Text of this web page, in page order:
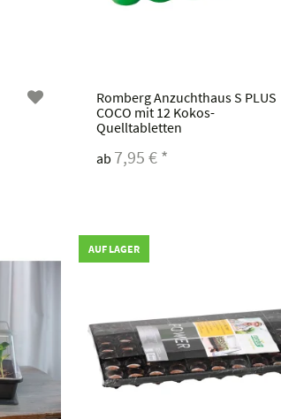
Romberg Anzuchthaus S PLUS
COCO mit 12 Kokos-
Quelltabletten
ab 7,95 € *
AUF LAGER